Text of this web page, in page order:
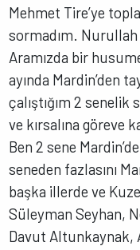
Mehmet Tire’ye
sormadım. Nurullah
Aramızda bir
ayında Mardin’den
çalıştığım 2
ve kırsalına göreve
Ben 2 sene
seneden fazlasını
başka illerde ve
Süleyman Seyhan,
Davut Altunkaynak,